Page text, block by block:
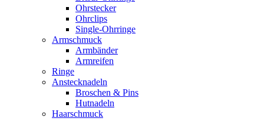
Ohrstecker
Ohrclips
Single-Ohrringe
Armschmuck
Armbänder
Armreifen
Ringe
Anstecknadeln
Broschen & Pins
Hutnadeln
Haarschmuck